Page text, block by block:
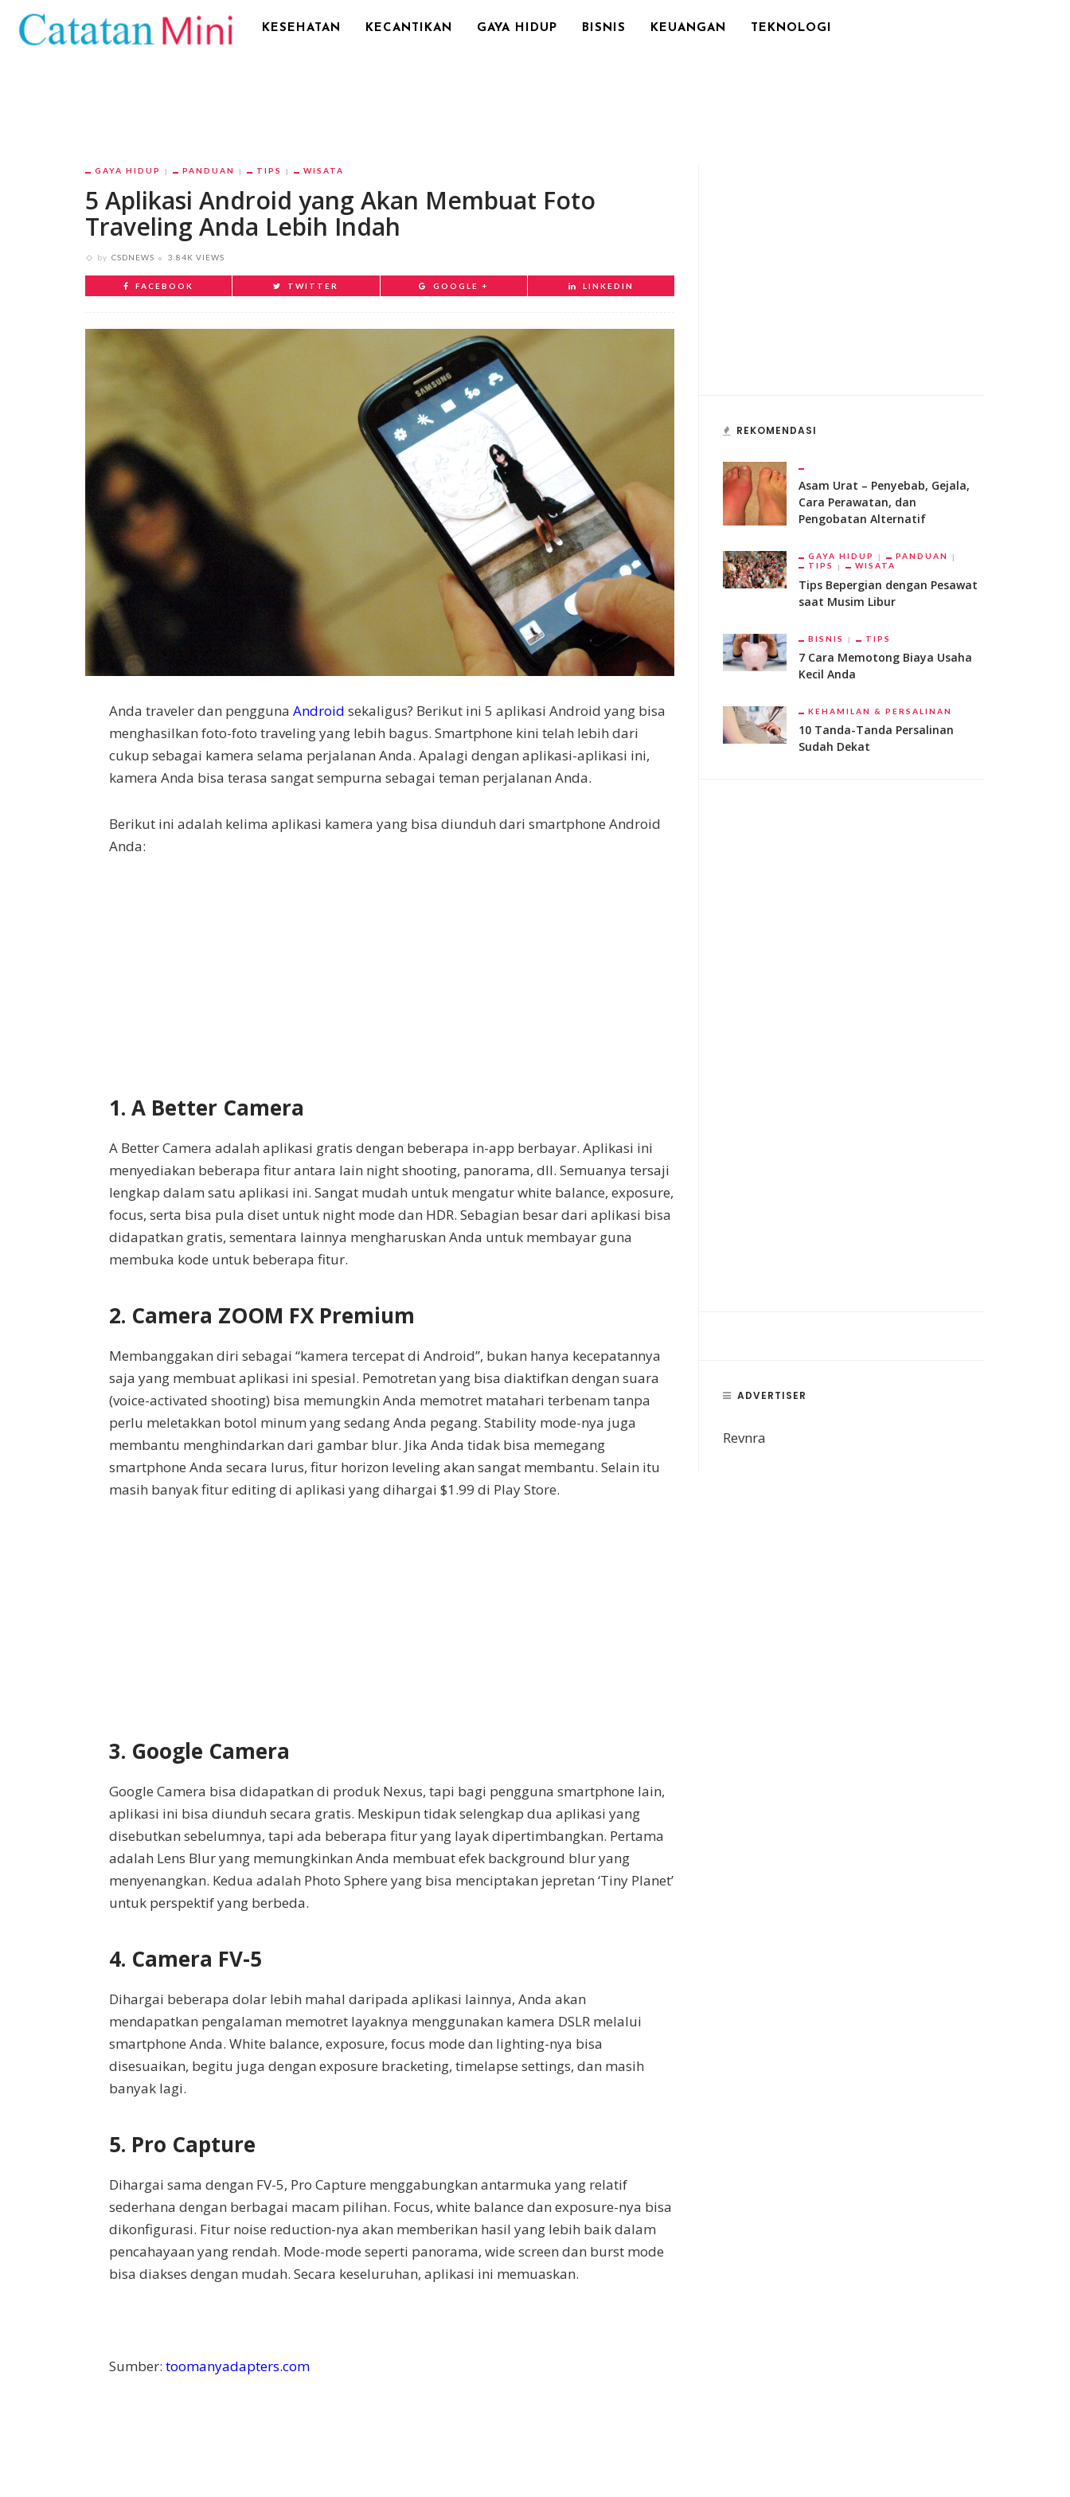
KESEHATAN KECANTIKAN GAYA HIDUP BISNIS KEUANGAN TEKNOLOGI
GAYA HIDUP PANDUAN TIPS WISATA
5 Aplikasi Android yang Akan Membuat Foto
Traveling Anda Lebih Indah
by CSDNEWS 3.84K VIEWS
FACEBOOK TWITTER GOOGLE + LINKEDIN
Anda traveler dan pengguna Android sekaligus? Berikut ini 5 aplikasi Android yang bisa
menghasilkan foto-foto traveling yang lebih bagus. Smartphone kini telah lebih dari
cukup sebagai kamera selama perjalanan Anda. Apalagi dengan aplikasi-aplikasi ini,
kamera Anda bisa terasa sangat sempurna sebagai teman perjalanan Anda.
Berikut ini adalah kelima aplikasi kamera yang bisa diunduh dari smartphone Android
Anda:
1. A Better Camera
A Better Camera adalah aplikasi gratis dengan beberapa in-app berbayar. Aplikasi ini
menyediakan beberapa fitur antara lain night shooting, panorama, dll. Semuanya tersaji
lengkap dalam satu aplikasi ini. Sangat mudah untuk mengatur white balance, exposure,
focus, serta bisa pula diset untuk night mode dan HDR. Sebagian besar dari aplikasi bisa
didapatkan gratis, sementara lainnya mengharuskan Anda untuk membayar guna
membuka kode untuk beberapa fitur.
2. Camera ZOOM FX Premium
Membanggakan diri sebagai “kamera tercepat di Android”, bukan hanya kecepatannya
saja yang membuat aplikasi ini spesial. Pemotretan yang bisa diaktifkan dengan suara
(voice-activated shooting) bisa memungkin Anda memotret matahari terbenam tanpa
perlu meletakkan botol minum yang sedang Anda pegang. Stability mode-nya juga
membantu menghindarkan dari gambar blur. Jika Anda tidak bisa memegang
smartphone Anda secara lurus, fitur horizon leveling akan sangat membantu. Selain itu
masih banyak fitur editing di aplikasi yang dihargai $1.99 di Play Store.
3. Google Camera
Google Camera bisa didapatkan di produk Nexus, tapi bagi pengguna smartphone lain,
aplikasi ini bisa diunduh secara gratis. Meskipun tidak selengkap dua aplikasi yang
disebutkan sebelumnya, tapi ada beberapa fitur yang layak dipertimbangkan. Pertama
adalah Lens Blur yang memungkinkan Anda membuat efek background blur yang
menyenangkan. Kedua adalah Photo Sphere yang bisa menciptakan jepretan ‘Tiny Planet’
untuk perspektif yang berbeda.
4. Camera FV-5
Dihargai beberapa dolar lebih mahal daripada aplikasi lainnya, Anda akan
mendapatkan pengalaman memotret layaknya menggunakan kamera DSLR melalui
smartphone Anda. White balance, exposure, focus mode dan lighting-nya bisa
disesuaikan, begitu juga dengan exposure bracketing, timelapse settings, dan masih
banyak lagi.
5. Pro Capture
Dihargai sama dengan FV-5, Pro Capture menggabungkan antarmuka yang relatif
sederhana dengan berbagai macam pilihan. Focus, white balance dan exposure-nya bisa
dikonfigurasi. Fitur noise reduction-nya akan memberikan hasil yang lebih baik dalam
pencahayaan yang rendah. Mode-mode seperti panorama, wide screen dan burst mode
bisa diakses dengan mudah. Secara keseluruhan, aplikasi ini memuaskan.
Sumber: toomanyadapters.com
REKOMENDASI
Asam Urat – Penyebab, Gejala,
Cara Perawatan, dan
Pengobatan Alternatif
GAYA HIDUP
PANDUAN
TIPS
WISATA
Tips Bepergian dengan Pesawat
saat Musim Libur
BISNIS TIPS
7 Cara Memotong Biaya Usaha
Kecil Anda
KEHAMILAN & PERSALINAN
10 Tanda-Tanda Persalinan
Sudah Dekat
ADVERTISER
Revnra